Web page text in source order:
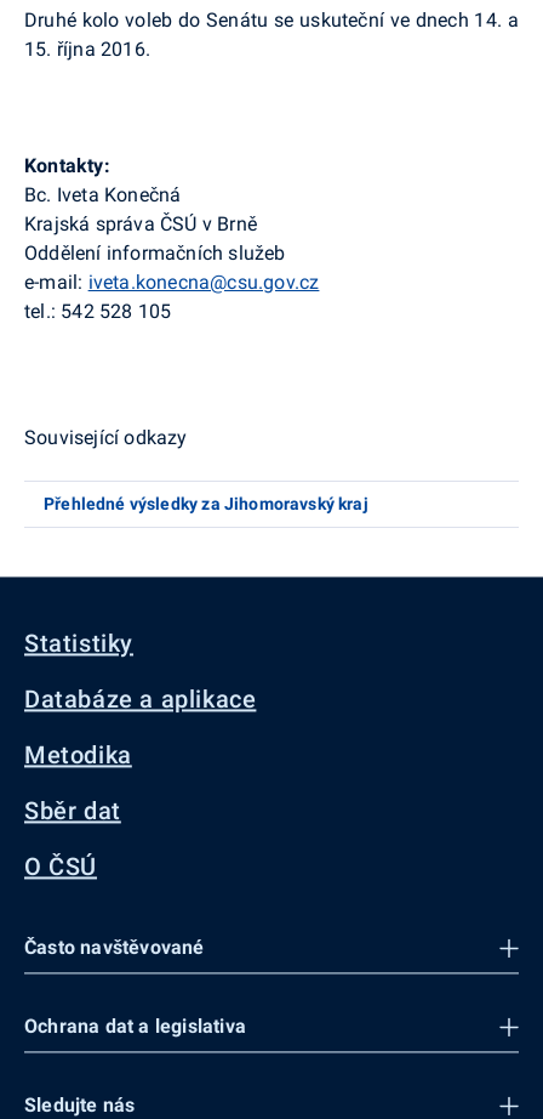
Druhé kolo voleb do Senátu se uskuteční ve dnech 14. a
15. října 2016.
Kontakty:
Bc. Iveta Konečná
Krajská správa ČSÚ v Brně
Oddělení informačních služeb
e-mail: iveta.konecna@csu.gov.cz
tel.: 542 528 105
Související odkazy
Přehledné výsledky za Jihomoravský kraj
Statistiky
Databáze a aplikace
Metodika
Sběr dat
O ČSÚ
Často navštěvované
Ochrana dat a legislativa
Sledujte nás